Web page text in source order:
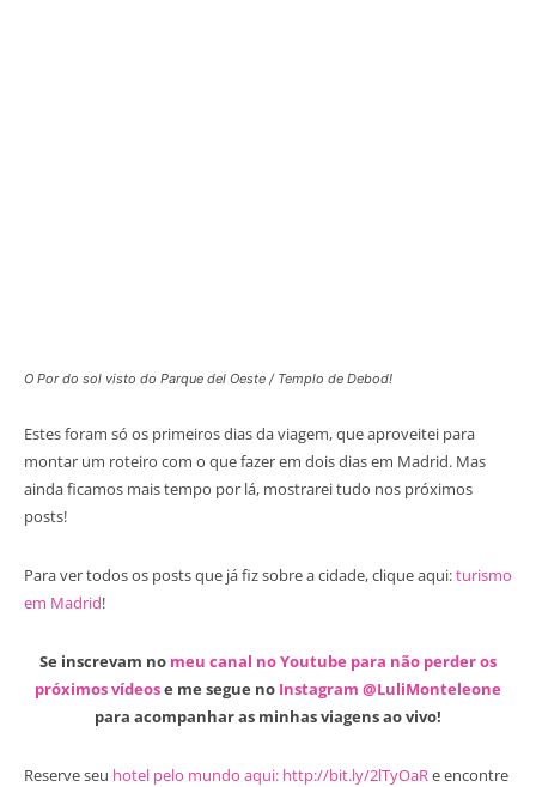
O Por do sol visto do Parque del Oeste / Templo de Debod!
Estes foram só os primeiros dias da viagem, que aproveitei para
montar um roteiro com o que fazer em dois dias em Madrid. Mas
ainda ficamos mais tempo por lá, mostrarei tudo nos próximos
posts!
Para ver todos os posts que já fiz sobre a cidade, clique aqui:turismo
em Madrid!
Se inscrevam no meu canal no Youtube para não perder os
próximos vídeose me segue no Instagram @LuliMonteleone
para acompanhar as minhas viagens ao vivo!
Reserve seu hotel pelo mundo aqui: http://bit.ly/2lTyOaRe encontre